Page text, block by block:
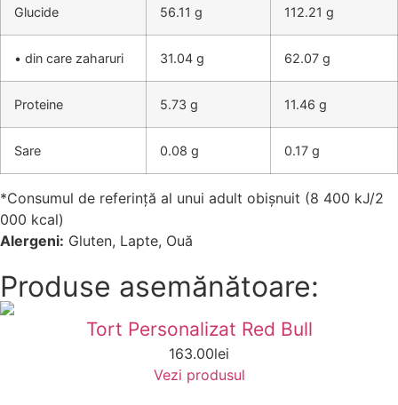
Glucide 56.11 g 112.21 g
• din care zaharuri 31.04 g 62.07 g
Proteine 5.73 g 11.46 g
Sare 0.08 g 0.17 g
*Consumul de referință al unui adult obișnuit (8 400 kJ/2
000 kcal)
Alergeni: Gluten, Lapte, Ouă
Produse asemănătoare:
Tort Personalizat Red Bull
163.00lei
Vezi produsul